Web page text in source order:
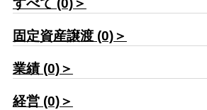
すべて (0)＞
固定資産譲渡 (0)＞
業績 (0)＞
経営 (0)＞